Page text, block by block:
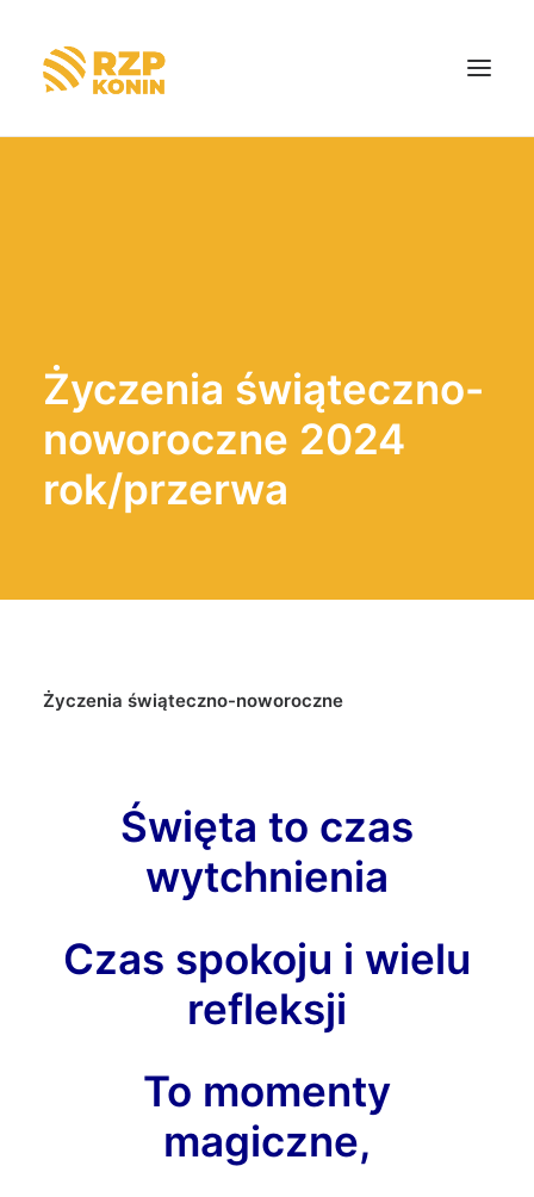
Kontakt
Życzenia świąteczno-
noworoczne 2024
rok/przerwa
Życzenia świąteczno-noworoczne
Święta to czas
wytchnienia
Czas spokoju i wielu
refleksji
To momenty
magiczne,